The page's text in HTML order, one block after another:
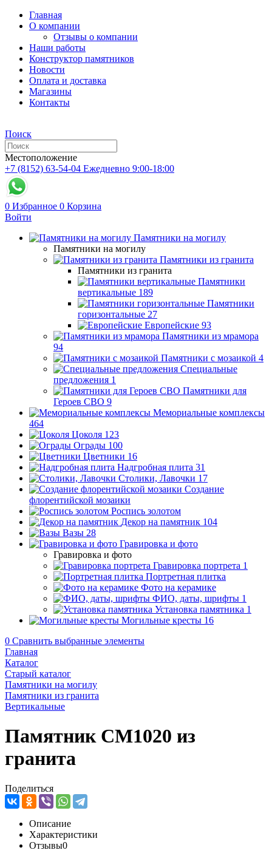
Главная
О компании
Отзывы о компании
Наши работы
Конструктор памятников
Новости
Оплата и доставка
Магазины
Контакты
Поиск
Местоположение
+7 (8152) 63-54-04 Ежедневно 9:00-18:00
0 Избранное 0 Корзина
Войти
Памятники на могилу
Памятники на могилу
Памятники из гранита
Памятники из гранита
Памятники
вертикальные 189
Памятники
горизонтальные 27
Европейские 93
Памятники из мрамора
94
Памятники с мозаикой 4
Специальные
предложения 1
Памятники для
Героев СВО 9
Мемориальные комплексы
464
Цоколя 123
Ограды 100
Цветники 16
Надгробная плита 31
Столики, Лавочки 17
Создание
флорентийской мозаики
Роспись золотом
Декор на памятник 104
Вазы 28
Гравировка и фото
Гравировка и фото
Гравировка портрета 1
Портретная плитка
Фото на керамике
ФИО, даты, шрифты 1
Установка памятника 1
Могильные кресты 16
0 Сравнить выбранные элементы
Главная
Каталог
Старый каталог
Памятники на могилу
Памятники из гранита
Вертикальные
Памятник CM1020 из
гранита
Поделиться
Описание
Характеристики
Отзывы0